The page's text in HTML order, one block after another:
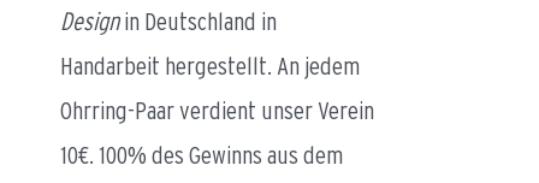
Designin Deutschland in
Handarbeit hergestellt. An jedem
Ohrring-Paar verdient unser Verein
10€. 100% des Gewinns aus dem